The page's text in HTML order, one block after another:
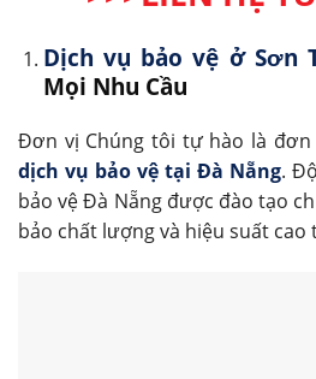
Dịch vụ bảo vệ ở Sơn
Mọi Nhu Cầu
Đơn vị Chúng tôi tự hào là
dịch vụ bảo vệ tại Đà Nẵng.
bảo vệ Đà Nẵng được đào tạo
bảo chất lượng và hiệu suất cao